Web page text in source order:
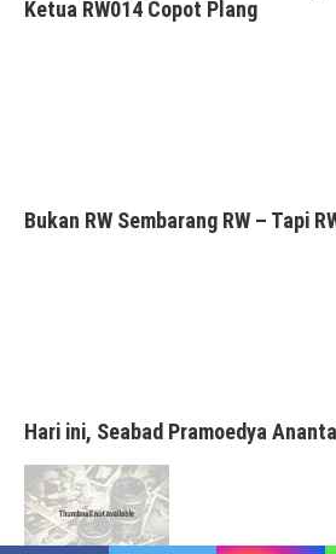
Ketua RW014 Copot Plang
Bukan RW Sembarang RW – Tapi
Hari ini, Seabad Pramoedya